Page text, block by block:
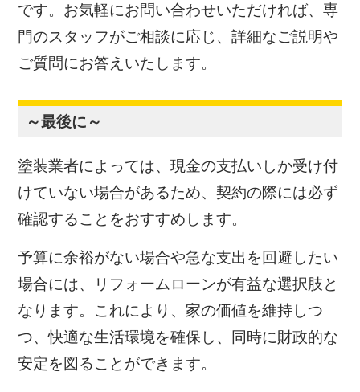
です。お気軽にお問い合わせいただければ、専
門のスタッフがご相談に応じ、詳細なご説明や
ご質問にお答えいたします。
～最後に～
塗装業者によっては、現金の支払いしか受け付
けていない場合があるため、契約の際には必ず
確認することをおすすめします。
予算に余裕がない場合や急な支出を回避したい
場合には、リフォームローンが有益な選択肢と
なります。これにより、家の価値を維持しつ
つ、快適な生活環境を確保し、同時に財政的な
安定を図ることができます。